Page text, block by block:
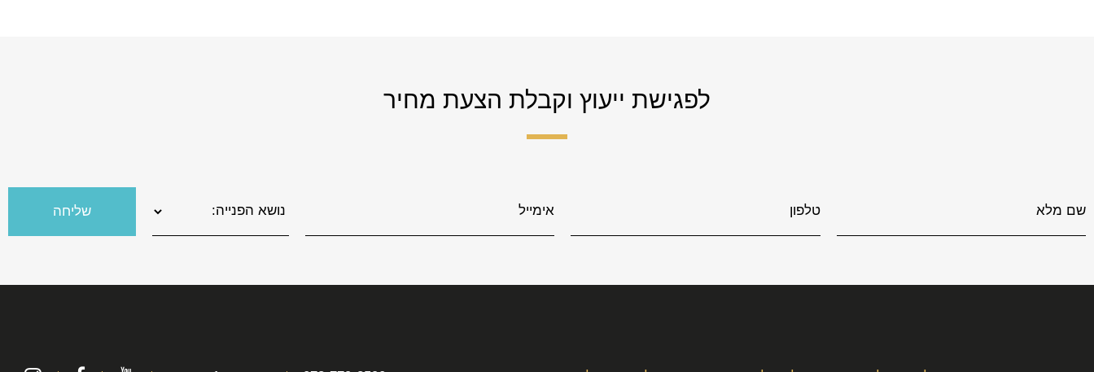
לפגישת ייעוץ וקבלת הצעת מחיר